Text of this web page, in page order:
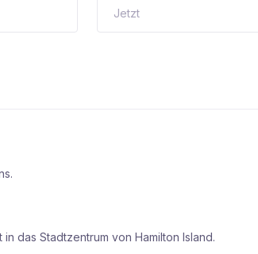
das Stadtzentrum von Hamilton Island.